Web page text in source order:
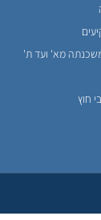
מא' ועד ת'
חוץ